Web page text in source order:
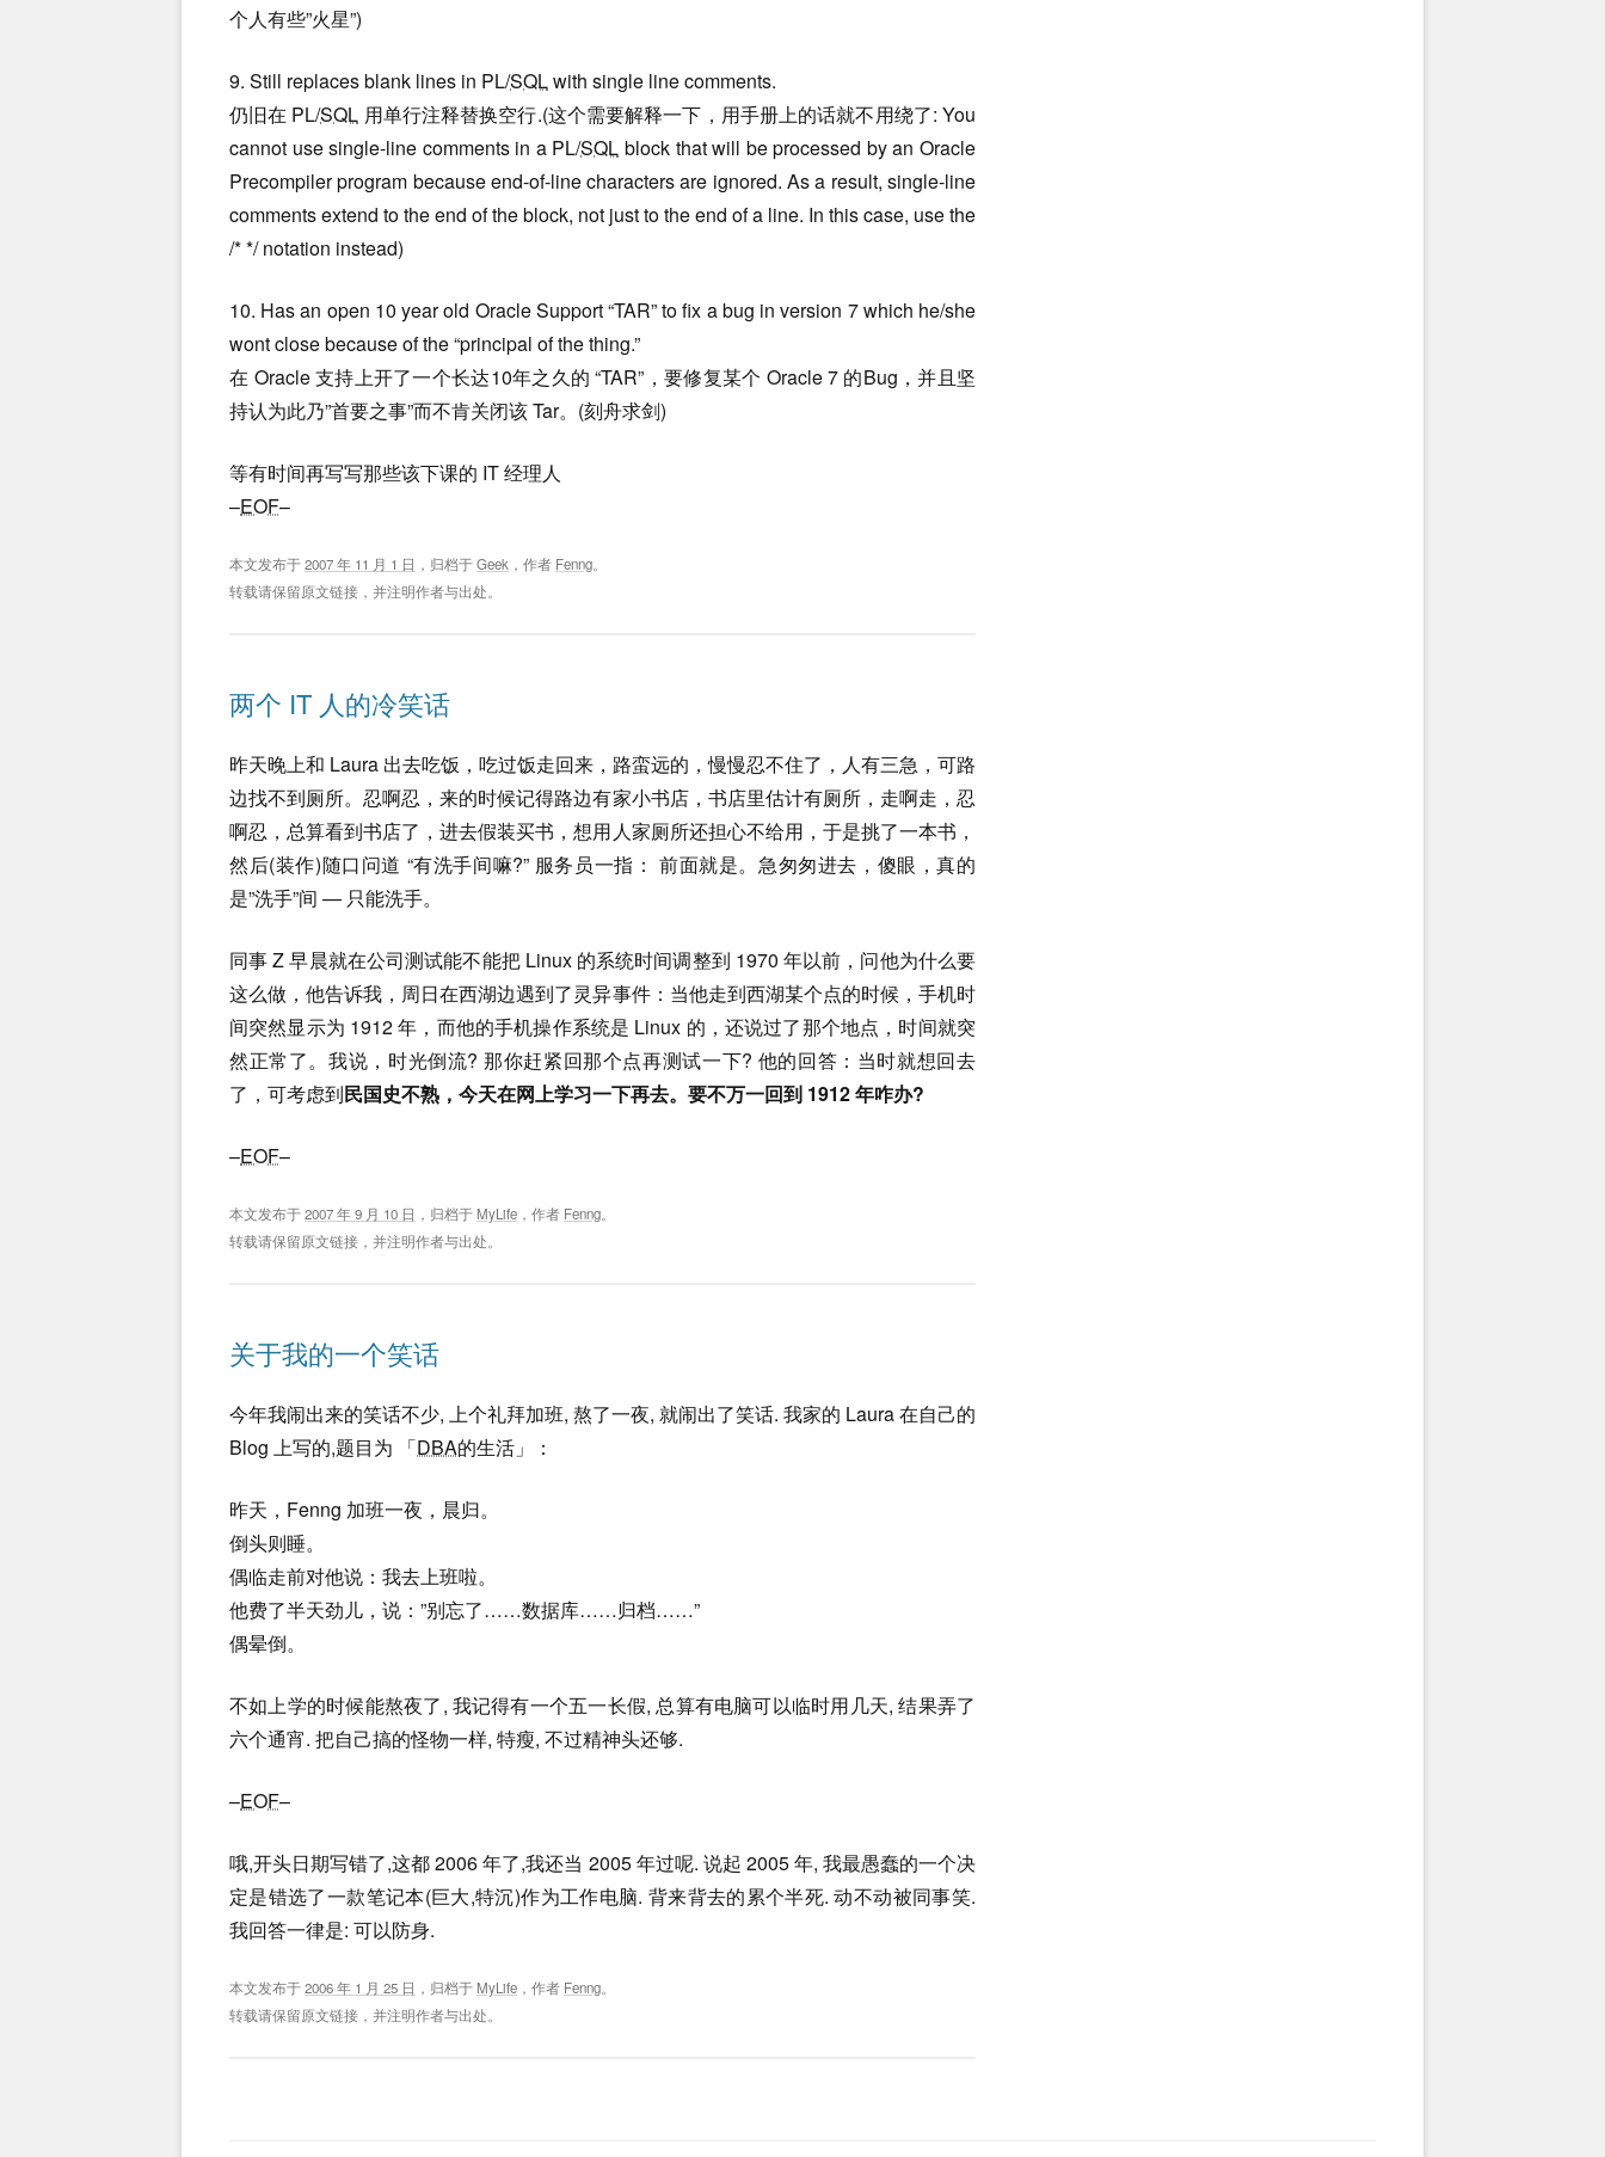
个人有些”火星”)
9. Still replaces blank lines in PL/SQLwith single line comments.
仍旧在 PL/SQL 用单行注释替换空行.(这个需要解释一下，用手册上的话就不用绕了: You
cannot use single-line comments in a PL/SQL block that will be processed by an Oracle
Precompiler program because end-of-line characters are ignored. As a result, single-line
comments extend to the end of the block, not just to the end of a line. In this case, use the
/* */ notation instead)
10. Has an open 10 year old Oracle Support “TAR” to fix a bug in version 7 which he/she
wont close because of the “principal of the thing.”
在 Oracle 支持上开了一个长达10年之久的 “TAR”，要修复某个 Oracle 7 的Bug，并且坚
持认为此乃”首要之事”而不肯关闭该 Tar。(刻舟求剑)
等有时间再写写那些该下课的 IT 经理人
–EOF–
本文发布于2007 年 11 月 1 日 ，归档于Geek ，作者 Fenng。
转载请保留原文链接，并注明作者与出处。
两个 IT 人的冷笑话
昨天晚上和 Laura 出去吃饭，吃过饭走回来，路蛮远的，慢慢忍不住了，人有三急，可路
边找不到厕所。忍啊忍，来的时候记得路边有家小书店，书店里估计有厕所，走啊走，忍
啊忍，总算看到书店了，进去假装买书，想用人家厕所还担心不给用，于是挑了一本书，
然后(装作)随口问道 “有洗手间嘛?” 服务员一指： 前面就是。急匆匆进去，傻眼，真的
是”洗手”间 — 只能洗手。
同事 Z 早晨就在公司测试能不能把 Linux 的系统时间调整到 1970 年以前，问他为什么要
这么做，他告诉我，周日在西湖边遇到了灵异事件：当他走到西湖某个点的时候，手机时
间突然显示为 1912 年，而他的手机操作系统是 Linux 的，还说过了那个地点，时间就突
然正常了。我说，时光倒流? 那你赶紧回那个点再测试一下? 他的回答：当时就想回去
了，可考虑到民国史不熟，今天在网上学习一下再去。要不万一回到 1912 年咋办?
–EOF–
本文发布于2007 年 9 月 10 日 ，归档于 MyLife ，作者 Fenng。
转载请保留原文链接，并注明作者与出处。
关于我的一个笑话
今年我闹出来的笑话不少, 上个礼拜加班, 熬了一夜, 就闹出了笑话. 我家的 Laura 在自己的
Blog 上写的,题目为 「DBA的生活」：
昨天，Fenng 加班一夜，晨归。
倒头则睡。
偶临走前对他说：我去上班啦。
他费了半天劲儿，说：”别忘了……数据库……归档……”
偶晕倒。
不如上学的时候能熬夜了, 我记得有一个五一长假, 总算有电脑可以临时用几天, 结果弄了
六个通宵. 把自己搞的怪物一样, 特瘦, 不过精神头还够.
–EOF–
哦,开头日期写错了,这都 2006 年了,我还当 2005 年过呢. 说起 2005 年, 我最愚蠢的一个决
定是错选了一款笔记本(巨大,特沉)作为工作电脑. 背来背去的累个半死. 动不动被同事笑.
我回答一律是: 可以防身.
本文发布于2006 年 1 月 25 日 ，归档于 MyLife ，作者 Fenng。
转载请保留原文链接，并注明作者与出处。